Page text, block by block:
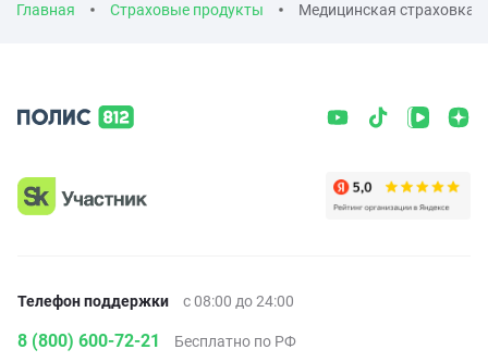
Главная Страховые продукты Медицинская страховка
Телефон поддержки с 08:00 до 24:00
8 (800) 600-72-21 Бесплатно по РФ